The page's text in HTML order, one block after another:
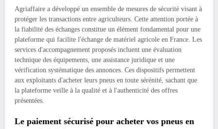
Agriaffaire a développé un ensemble de mesures de sécurité visant à
protéger les transactions entre agriculteurs. Cette attention portée à
la fiabilité des échanges constitue un élément fondamental pour une
plateforme qui facilite l'échange de matériel agricole en France. Les
services d'accompagnement proposés incluent une évaluation
technique des équipements, une assistance juridique et une
vérification systématique des annonces. Ces dispositifs permettent
aux exploitants d'acheter leurs pneus en toute sérénité, sachant que
la plateforme veille à la qualité et à l'authenticité des offres
présentées.
Le paiement sécurisé pour acheter vos pneus en